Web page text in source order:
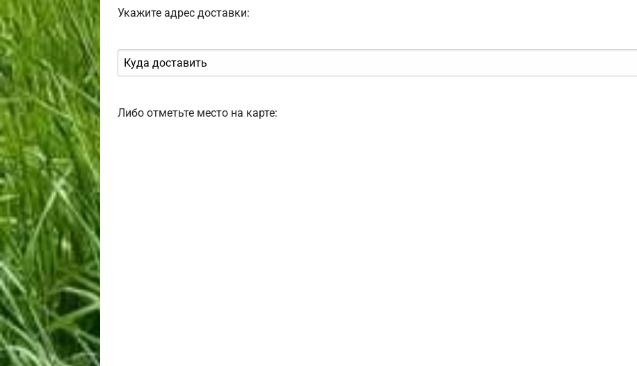
Укажите адрес доставки:
Либо отметьте место на карте: